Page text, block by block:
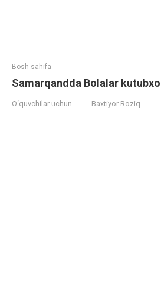
Bosh sahifa
Samarqandda Bolalar
O‘quvchilar uchun Baxtiyor Roziq